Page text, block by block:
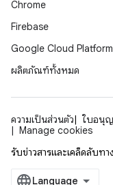
Chrome
Firebase
Google Cloud Platform
ผลิตภัณฑ์ทั้งหมด
ความเป็นส่วนตัว ใบอนุ
Manage cookies
รับข่าวสารและเคล็ดลับทา